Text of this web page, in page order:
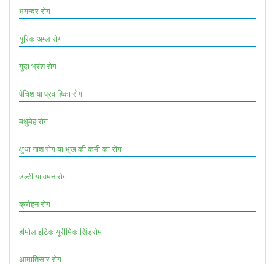
भगन्दर रोग
यूरिक अम्ल रोग
गुदा भ्रंश रोग
पेचिश या प्रवाहिका रोग
मधुमेह रोग
क्षुधा नाश रोग या भूख की कमी का रोग
उल्टी या वमन रोग
क्रोहन रोग
हीमोलाइटिक यूरीमिक सिंड्रोम
आमातिसार रोग